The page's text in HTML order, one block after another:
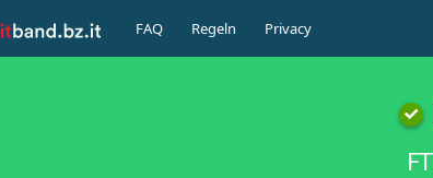
FAQ Regeln Privacy